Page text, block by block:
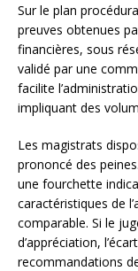
Sur le plan
preuves obtenues
financières, sous
validé par une
facilite
impliquant des
Les magistrats
prononcé des
une fourchette
caractéristiques de
comparable. Si le
d’appréciation,
recommandations